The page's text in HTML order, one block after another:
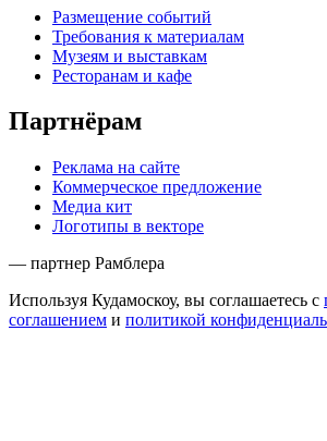
Размещение событий
Требования к материалам
Музеям и выставкам
Ресторанам и кафе
Партнёрам
Реклама на сайте
Коммерческое предложение
Медиа кит
Логотипы в векторе
— партнер Рамблера
Используя Кудамоскоу, вы соглашаетесь с
соглашением и политикой